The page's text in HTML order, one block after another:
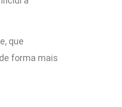
que
forma mais